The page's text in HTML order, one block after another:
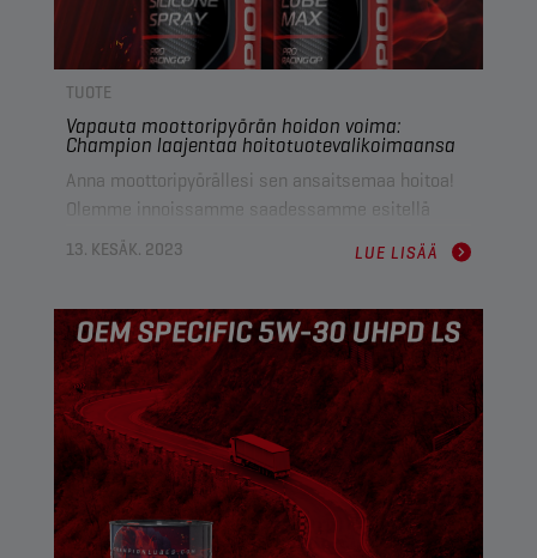
TUOTE
Vapauta moottoripyörän hoidon voima:
Champion laajentaa hoitotuotevalikoimaansa
Anna moottoripyörällesi sen ansaitsemaa hoitoa!
Olemme innoissamme saadessamme esitellä
kaksi mullistavaa lisäystä moottoripyörän
hoitotuotevalikoimiimme: CHAMPION PRORACING
CHAIN LUBE MAX!
13. KESÄK. 2023 LUE LISÄÄ